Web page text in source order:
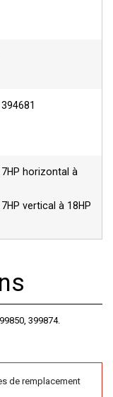
7HP horizontal à
vertical à 18HP
399874.
de remplacement